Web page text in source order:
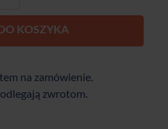
KOSZYKA
na zamówienie.
zwrotom.